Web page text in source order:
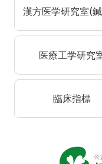
漢方医学研究室(鍼
医療工学研究
臨床指標